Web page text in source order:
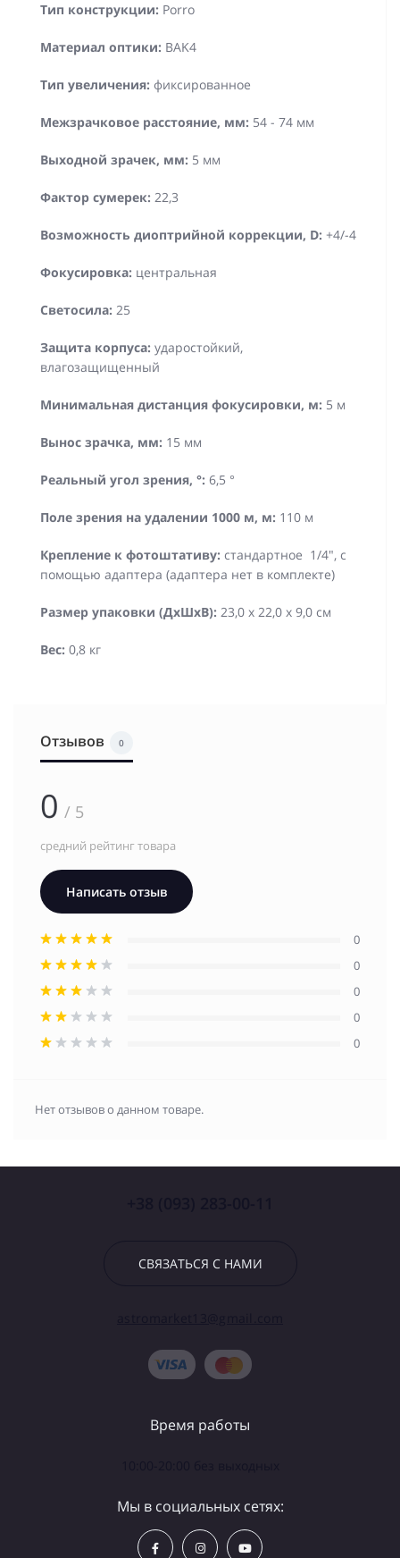
Тип конструкции: Porro
Материал оптики: BAK4
Тип увеличения: фиксированное
Межзрачковое расстояние, мм: 54 - 74 мм
Выходной зрачек, мм: 5 мм
Фактор сумерек: 22,3
Возможность диоптрийной коррекции, D: +4/-4
Фокусировка: центральная
Светосила: 25
Защита корпуса: ударостойкий,
влагозащищенный
Минимальная дистанция фокусировки, м: 5 м
Вынос зрачка, мм: 15 мм
Реальный угол зрения, °: 6,5 °
Поле зрения на удалении 1000 м, м: 110 м
Крепление к фотоштативу: стандартное 1/4", с
помощью адаптера (адаптера нет в комплекте)
Размер упаковки (ДхШхВ): 23,0 x 22,0 x 9,0 см
Вес: 0,8 кг
Отзывов 0
0 / 5
средний рейтинг товара
Написать отзыв
0
0
0
0
0
Нет отзывов о данном товаре.
СВЯЗАТЬСЯ С НАМИ
Время работы
Мы в социальных сетях: